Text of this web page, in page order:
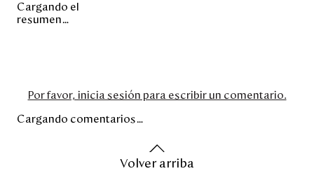
Cargando el
resumen…
Por favor, inicia sesión para escribir un comentario.
Cargando comentarios…
Volver arriba